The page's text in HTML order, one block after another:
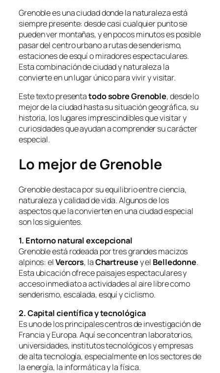
Grenoble es una ciudad donde la naturaleza está
siempre presente: desde casi cualquier punto se
pueden ver montañas, y en pocos minutos es posible
pasar del centro urbano a rutas de senderismo,
estaciones de esquí o miradores espectaculares.
Esta combinación de ciudad y naturaleza la
convierte en un lugar único para vivir y visitar.
Este texto presentatodo sobre Grenoble, desde lo
mejor de la ciudad hasta su situación geográfica, su
historia, los lugares imprescindibles que visitar y
curiosidades que ayudan a comprender su carácter
especial.
Lo mejor de Grenoble
Grenoble destaca por su equilibrio entre ciencia,
naturaleza y calidad de vida. Algunos de los
aspectos que la convierten en una ciudad especial
son los siguientes.
1. Entorno natural excepcional
Grenoble está rodeada por tres grandes macizos
alpinos: elVercors, laChartreusey el Belledonne.
Esta ubicación ofrece paisajes espectaculares y
acceso inmediato a actividades al aire libre como
senderismo, escalada, esquí y ciclismo.
2. Capital científica y tecnológica
Es uno de los principales centros de investigación de
Francia y Europa. Aquí se concentran laboratorios,
universidades, institutos tecnológicos y empresas
de alta tecnología, especialmente en los sectores de
la energía, la informática y la física.